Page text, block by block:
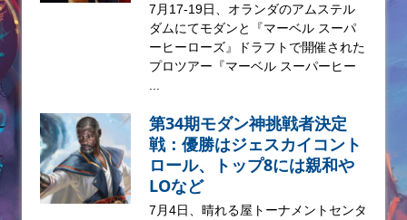
7月17-19日、オランダのアムステル
ダムにてモダンと『マーベル スーパ
ーヒーローズ』ドラフトで開催された
プロツアー『マーベル スーパーヒー
第34期モダン神挑戦者決定
戦：優勝はジェスカイコント
ロール、トップ8には親和や
LOなど
7月4日、晴れる屋トーナメントセンタ